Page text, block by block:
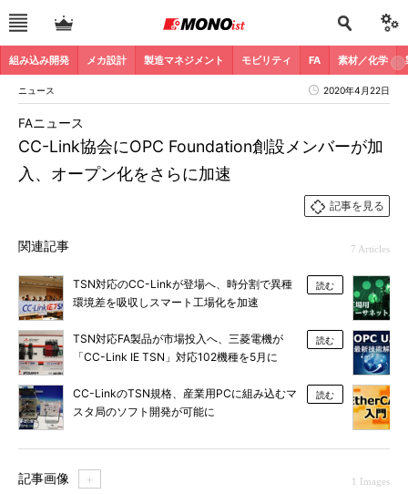
組み込み開発 メカ設計 製造マネジメント モビリティ FA 素材／化学
ニュース 2020年4月22日
CC-Link協会にOPC Foundation創設メンバーが加
入、オープン化をさらに加速
FAニュース
記事を見る
関連記事 7 Articles
TSN対応のCC-Linkが登場へ、時分割で異種
環境差を吸収しスマート工場化を加速
読む
TSN対応FA製品が市場投入へ、三菱電機が
「CC-Link IE TSN」対応102機種を5月に
読む
CC-LinkのTSN規格、産業用PCに組み込むマ
スタ局のソフト開発が可能に
読む
記事画像 ＋ 1 Images